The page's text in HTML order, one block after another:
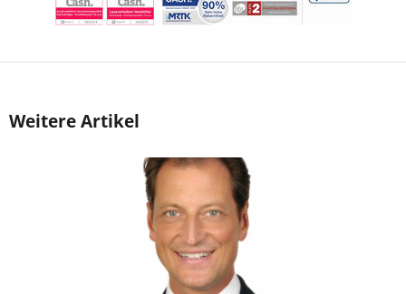
Weitere Artikel